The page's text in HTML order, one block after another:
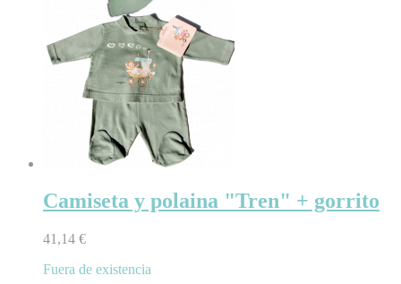
Camiseta y polaina "Tren" + gorrito
41,14 €
Fuera de existencia